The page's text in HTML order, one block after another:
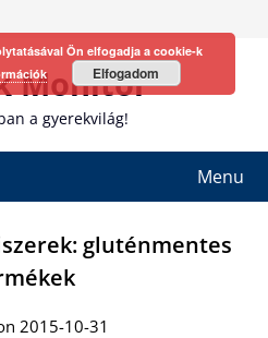
Monitor
a gyerekvilág!
Menu
gluténmentes
2015-10-31
Ön elfogadja a cookie-k
Elfogadom